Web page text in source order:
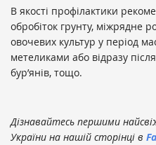
В якості профілактики
обробіток грунту, міжрядне
овочевих культур у період
метеликами або відразу
бур’янів, тощо.
Дізнавайтесь першими
України на нашій сторінці в